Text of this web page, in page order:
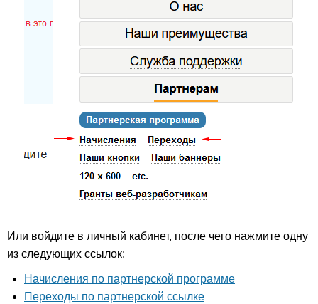
Или войдите в личный кабинет, после чего нажмите одну
из следующих ссылок:
Начисления по партнерской программе
Переходы по партнерской ссылке